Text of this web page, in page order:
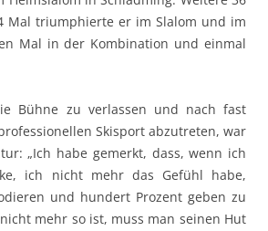
Mal triumphierte er im Slalom und im
Mal in der Kombination und einmal
Bühne zu verlassen und nach fast
Skisport abzutreten, war
„Ich habe gemerkt, dass, wenn ich
ich nicht mehr das Gefühl habe,
und hundert Prozent geben zu
mehr so ist, muss man seinen Hut